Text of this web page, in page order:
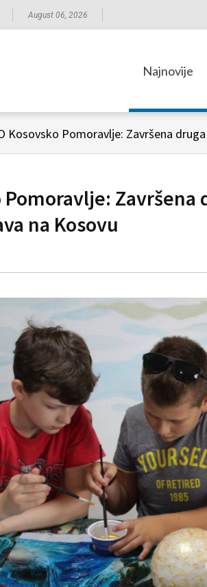
August 06, 2026
Najnovije
Kosovsko Pomoravlje: Završena
Pomoravlje: Završena
na Kosovu